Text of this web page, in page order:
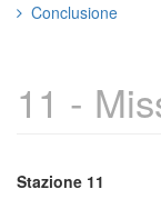
Conclusione
11 -
Stazione 11